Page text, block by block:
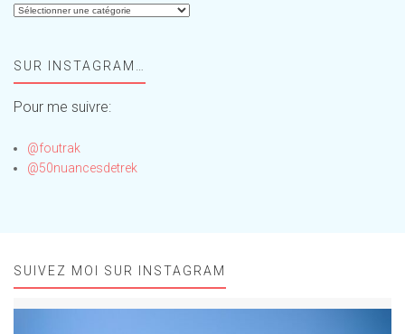
Aide-
!SUR INSTAGRAM…
Pour me suivre:
@foutrak
@50nuancesdetrek
SUIVEZ MOI SUR INSTAGRAM